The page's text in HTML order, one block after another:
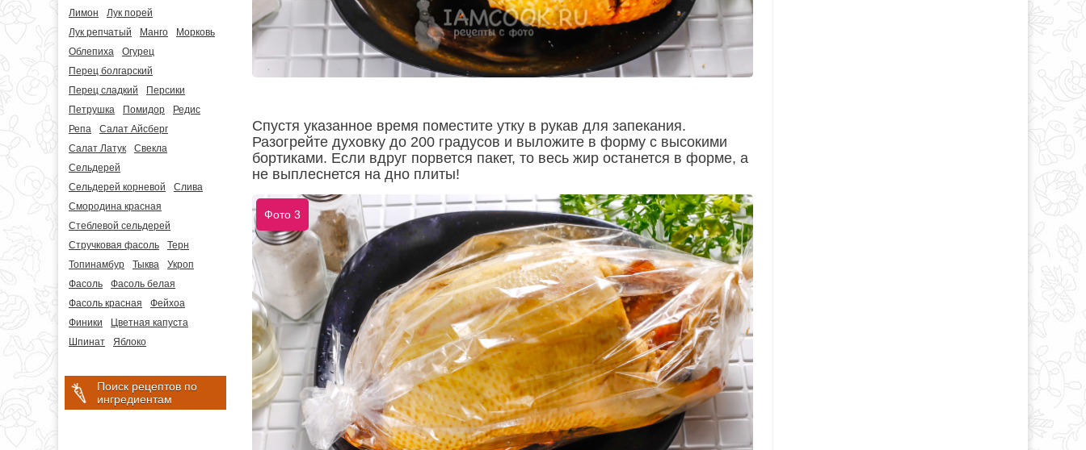
Лимон
Лук порей
Лук репчатый
Манго
Морковь
Облепиха
Огурец
Перец болгарский
Перец сладкий
Персики
Петрушка
Помидор
Редис
Репа
Салат Айсберг
Салат Латук
Свекла
Сельдерей
Сельдерей корневой
Слива
Смородина красная
Стеблевой сельдерей
Стручковая фасоль
Терн
Топинамбур
Тыква
Укроп
Фасоль
Фасоль белая
Фасоль красная
Фейхоа
Финики
Цветная капуста
Шпинат
Яблоко
Поиск рецептов по
ингредиентам
Спустя указанное время поместите утку в рукав для запекания.
Разогрейте духовку до 200 градусов и выложите в форму с высокими
бортиками. Если вдруг порвется пакет, то весь жир останется в форме, а
не выплеснется на дно плиты!
Фото 3